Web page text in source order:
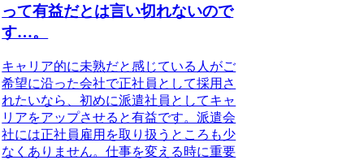
って有益だとは言い切れないので
す…。
キャリア的に未熟だと感じている人がご
希望に沿った会社で正社員として採用さ
れたいなら、初めに派遣社員としてキャ
リアをアップさせると有益です。派遣会
社には正社員雇用を取り扱うところも少
なくありません。仕事を変える時に重要